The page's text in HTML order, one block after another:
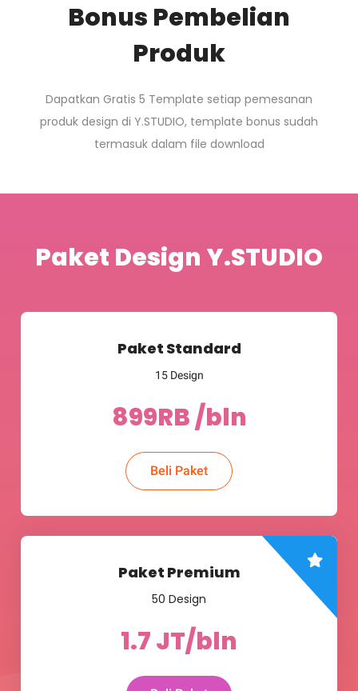
Bonus Pembelian
Produk
Dapatkan Gratis 5 Template setiap pemesanan
produk design di Y.STUDIO, template bonus sudah
termasuk dalam file download
Paket Design Y.STUDIO
Paket Standard
15 Design
899RB /bln​
Beli Paket
Paket Premium
50 Design
1.7 JT/bln​